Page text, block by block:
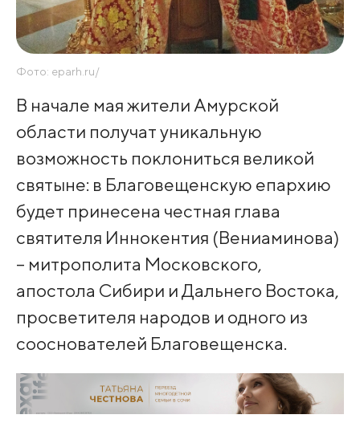
Фото: eparh.ru/
В начале мая жители Амурской
области получат уникальную
возможность поклониться великой
святыне: в Благовещенскую епархию
будет принесена честная глава
святителя Иннокентия (Вениаминова)
– митрополита Московского,
апостола Сибири и Дальнего Востока,
просветителя народов и одного из
сооснователей Благовещенска.